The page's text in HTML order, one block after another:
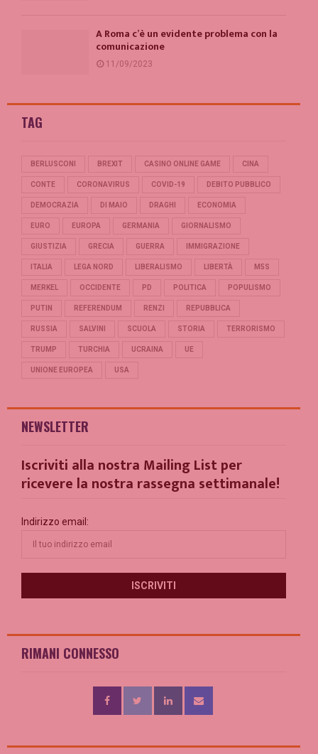
A Roma c’è un evidente problema con la
comunicazione
11/09/2023
TAG
BERLUSCONI BREXIT CASINO ONLINE GAME CINA
CONTE CORONAVIRUS COVID-19 DEBITO PUBBLICO
DEMOCRAZIA DI MAIO DRAGHI ECONOMIA
EURO EUROPA GERMANIA GIORNALISMO
GIUSTIZIA GRECIA GUERRA IMMIGRAZIONE
ITALIA LEGA NORD LIBERALISMO LIBERTÀ M5S
MERKEL OCCIDENTE PD POLITICA POPULISMO
PUTIN REFERENDUM RENZI REPUBBLICA
RUSSIA SALVINI SCUOLA STORIA TERRORISMO
TRUMP TURCHIA UCRAINA UE
UNIONE EUROPEA USA
NEWSLETTER
Iscriviti alla nostra Mailing List per
ricevere la nostra rassegna settimanale!
Indirizzo email:
RIMANI CONNESSO